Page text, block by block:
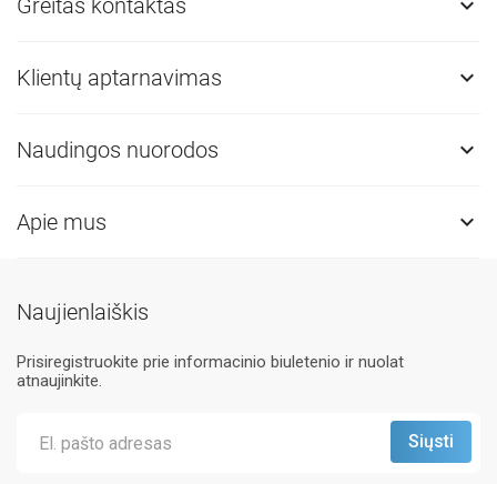

Klientų aptarnavimas 
Naudingos nuorodos 
Apie mus 
Naujienlaiškis
Prisiregistruokite prie informacinio biuletenio ir nuolat
atnaujinkite.